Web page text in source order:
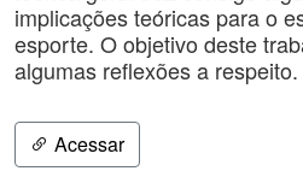
implicações teóricas para o
esporte. O objetivo deste
algumas reflexões a respeito.
Acessar